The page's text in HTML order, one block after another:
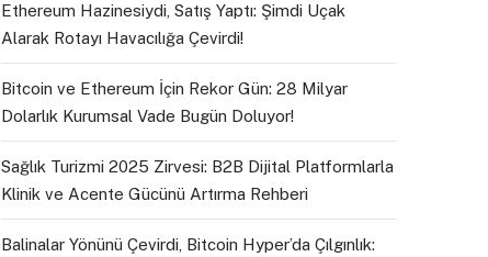
Ethereum Hazinesiydi, Satış Yaptı: Şimdi Uçak
Alarak Rotayı Havacılığa Çevirdi!
Bitcoin ve Ethereum İçin Rekor Gün: 28 Milyar
Dolarlık Kurumsal Vade Bugün Doluyor!
Sağlık Turizmi 2025 Zirvesi: B2B Dijital Platformlarla
Klinik ve Acente Gücünü Artırma Rehberi
Balinalar Yönünü Çevirdi, Bitcoin Hyper’da Çılgınlık: